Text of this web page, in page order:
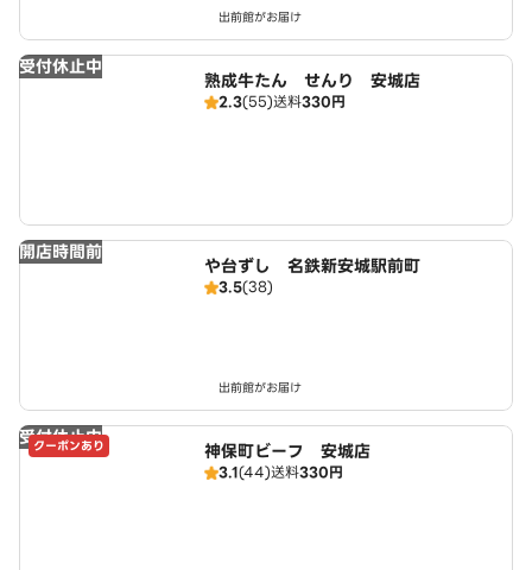
出前館がお届け
受付休止中
熟成牛たん せんり 安城店
2.3(55)送料330円
開店時間前
や台ずし 名鉄新安城駅前町
3.5(38)
出前館がお届け
受付休止中
クーポンあり 神保町ビーフ 安城店
3.1(44)送料330円